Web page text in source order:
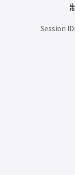
Session